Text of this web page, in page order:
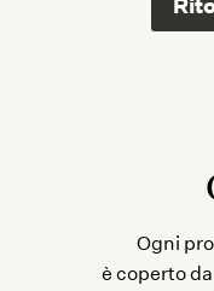
Ogni
è coperto